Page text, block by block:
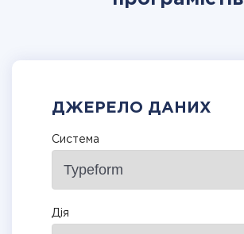
ДЖЕРЕЛО ДАНИХ
Система
Дія